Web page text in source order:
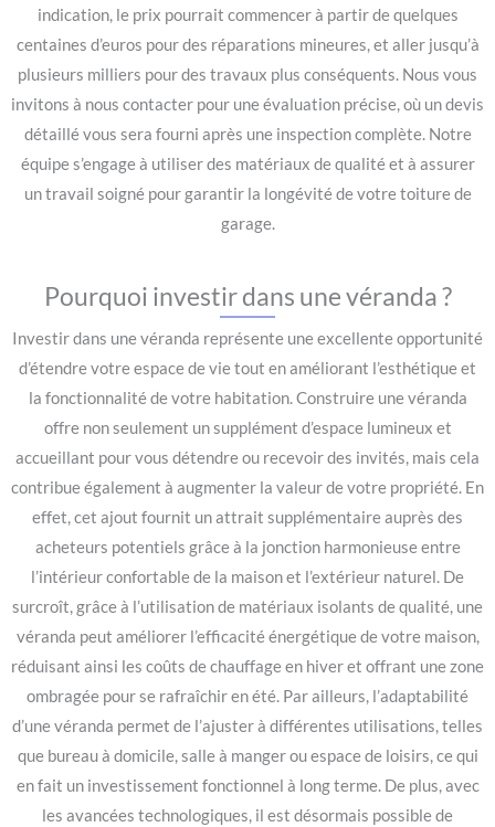
indication, le prix pourrait commencer à partir de quelques
centaines d’euros pour des réparations mineures, et aller jusqu’à
plusieurs milliers pour des travaux plus conséquents. Nous vous
invitons à nous contacter pour une évaluation précise, où un devis
détaillé vous sera fourni après une inspection complète. Notre
équipe s’engage à utiliser des matériaux de qualité et à assurer
un travail soigné pour garantir la longévité de votre toiture de
garage.
Pourquoi investir dans une véranda ?
Investir dans une véranda représente une excellente opportunité
d’étendre votre espace de vie tout en améliorant l’esthétique et
la fonctionnalité de votre habitation. Construire une véranda
offre non seulement un supplément d’espace lumineux et
accueillant pour vous détendre ou recevoir des invités, mais cela
contribue également à augmenter la valeur de votre propriété. En
effet, cet ajout fournit un attrait supplémentaire auprès des
acheteurs potentiels grâce à la jonction harmonieuse entre
l’intérieur confortable de la maison et l’extérieur naturel. De
surcroît, grâce à l’utilisation de matériaux isolants de qualité, une
véranda peut améliorer l’efficacité énergétique de votre maison,
réduisant ainsi les coûts de chauffage en hiver et offrant une zone
ombragée pour se rafraîchir en été. Par ailleurs, l’adaptabilité
d’une véranda permet de l’ajuster à différentes utilisations, telles
que bureau à domicile, salle à manger ou espace de loisirs, ce qui
en fait un investissement fonctionnel à long terme. De plus, avec
les avancées technologiques, il est désormais possible de